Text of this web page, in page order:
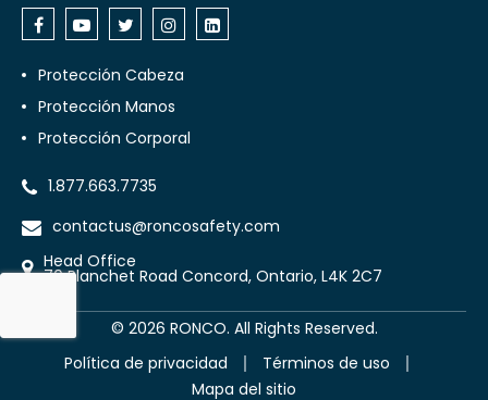
Protección Cabeza
Protección Manos
Protección Corporal
1.877.663.7735
contactus@roncosafety.com
Head Office
70 Planchet Road Concord, Ontario, L4K 2C7
© 2026 RONCO. All Rights Reserved.
Política de privacidad
Términos de uso
Mapa del sitio